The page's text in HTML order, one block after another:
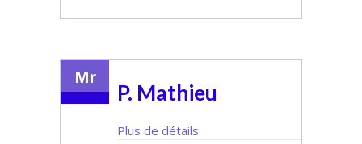
Mr
P. Mathieu
Plus de détails